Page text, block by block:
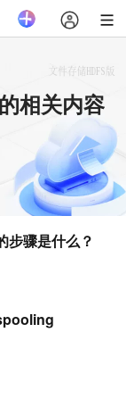
相关内容
步骤是什么？